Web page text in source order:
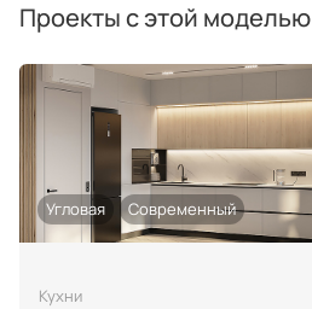
Проекты с этой моделью
Угловая Современный
Кухни